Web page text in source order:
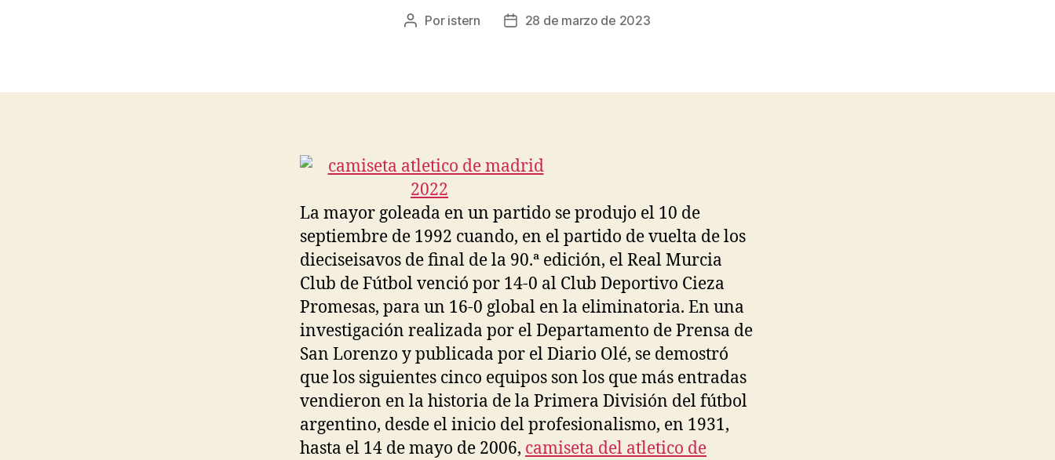
Autor
Por istern
Fecha28 de marzo de 2023
La mayor goleada en un partido se produjo el 10 de
septiembre de 1992 cuando, en el partido de vuelta de los
dieciseisavos de final de la 90.ª edición, el Real Murcia
Club de Fútbol venció por 14-0 al Club Deportivo Cieza
Promesas, para un 16-0 global en la eliminatoria. En una
investigación realizada por el Departamento de Prensa de
San Lorenzo y publicada por el Diario Olé, se demostró
que los siguientes cinco equipos son los que más entradas
vendieron en la historia de la Primera División del fútbol
argentino, desde el inicio del profesionalismo, en 1931,
hasta el 14 de mayo de 2006, camiseta del atletico de